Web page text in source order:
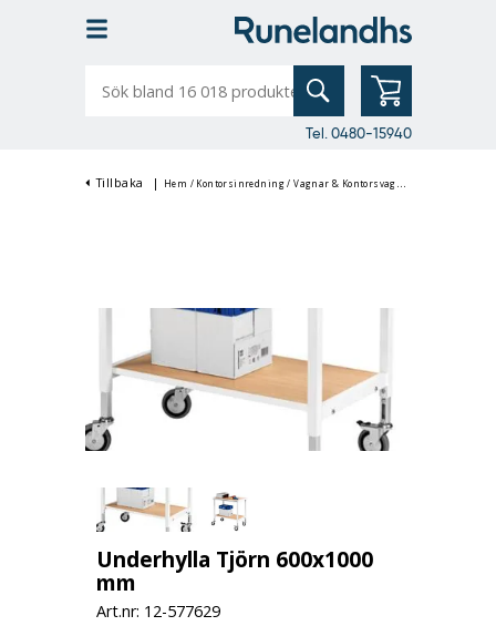
bland
Tel. 0480-15940
Tillbaka | Hem / Kontorsinredning /Vagnar & Kontorsvagnar
Underhylla Tjörn 600x1000
mm
Art.nr: 12-577629